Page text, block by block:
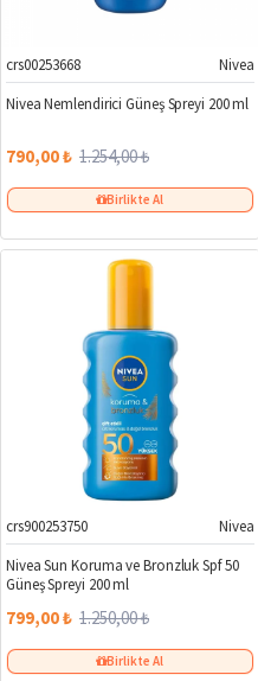
%37
crs00253668
Nivea
Nivea Nemlendirici Güneş Spreyi 200 ml
790,00 ₺ 1.254,00 ₺
Birlikte Al
%36
crs900253750
Nivea
Nivea Sun Koruma ve Bronzluk Spf 50
Güneş Spreyi 200 ml
799,00 ₺ 1.250,00 ₺
Birlikte Al